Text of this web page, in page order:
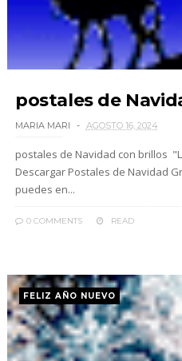
postales de
MARIA MARI AGOSTO 16, 2024
postales de Navidad con brillos
Descargar Postales de Navidad
puedes en...
0 COMMENTS READ
FELIZ AÑO NUEVO